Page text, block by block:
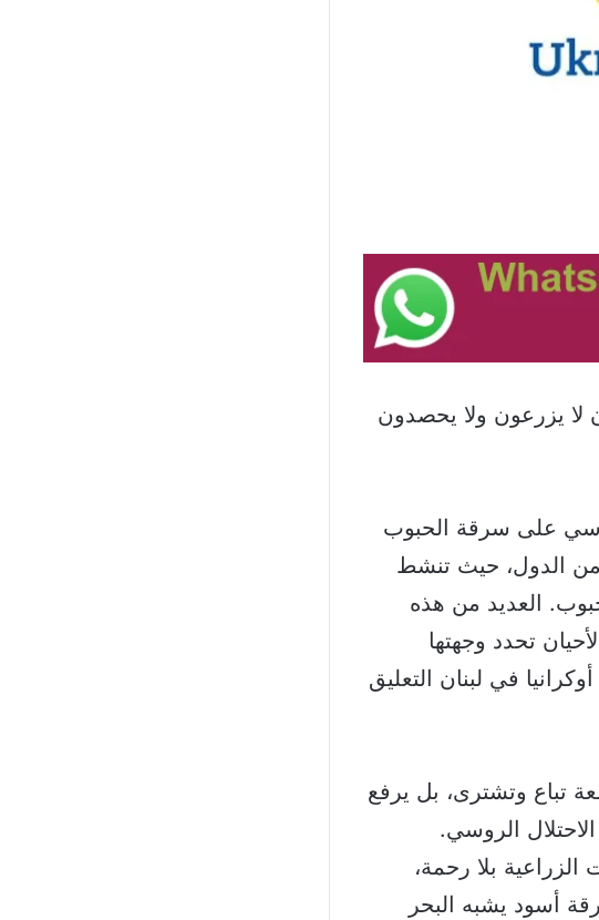
لا يزرعون ولا يحصدون
على سرقة الحبوب
من الدول، حيث تنشط
العديد من هذه
تحدد وجهتها
في لبنان التعليق
تباع وتشترى، بل يرفع
الروسي.
بلا رحمة،
أسود يشبه البحر